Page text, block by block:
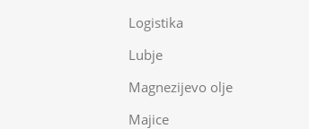
Logistika
Lubje
Magnezijevo olje
Majice